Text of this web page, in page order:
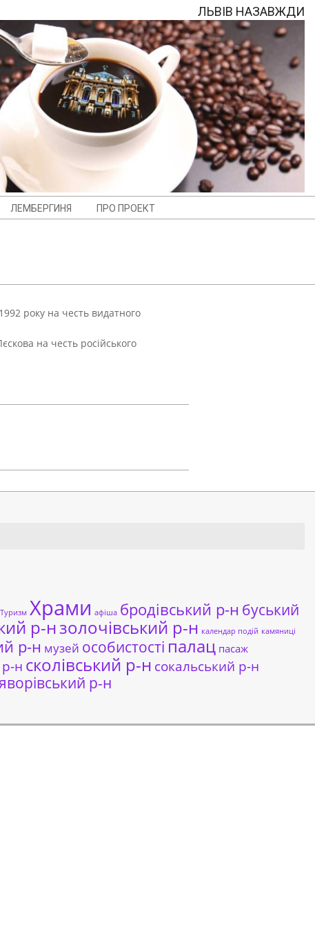
ЛЬВІВ НАЗАВЖДИ
ЛЕМБЕРГИНЯ ПРО ПРОЕКТ
року на честь видатного
на честь російського
Туризм Храми афіша бродівський р-н буський
р-нзолочівський р-н календар подій камяниці
р-н музей особистості палац пасаж
н сколівський р-н сокальський р-н
р-н